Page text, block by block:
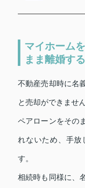
マイホーム
まま離婚す
不動産売却時に名
と売却ができません
ペアローンをその
れないため、手放
す。
相続時も同様に、